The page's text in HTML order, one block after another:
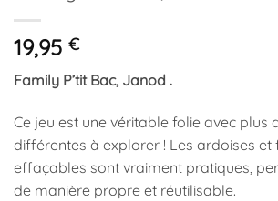
19,95 €
Family P’tit Bac, Janod .
Ce jeu est une véritable folie avec plus
différentes à explorer ! Les ardoises et
effaçables sont vraiment pratiques,
de manière propre et réutilisable.